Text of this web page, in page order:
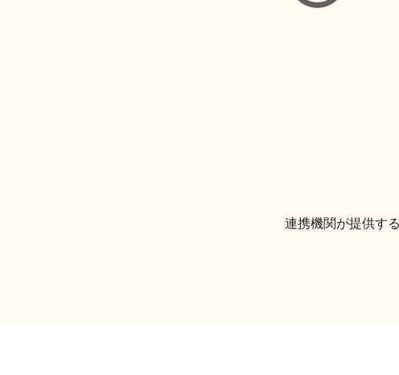
連携機関が提供す